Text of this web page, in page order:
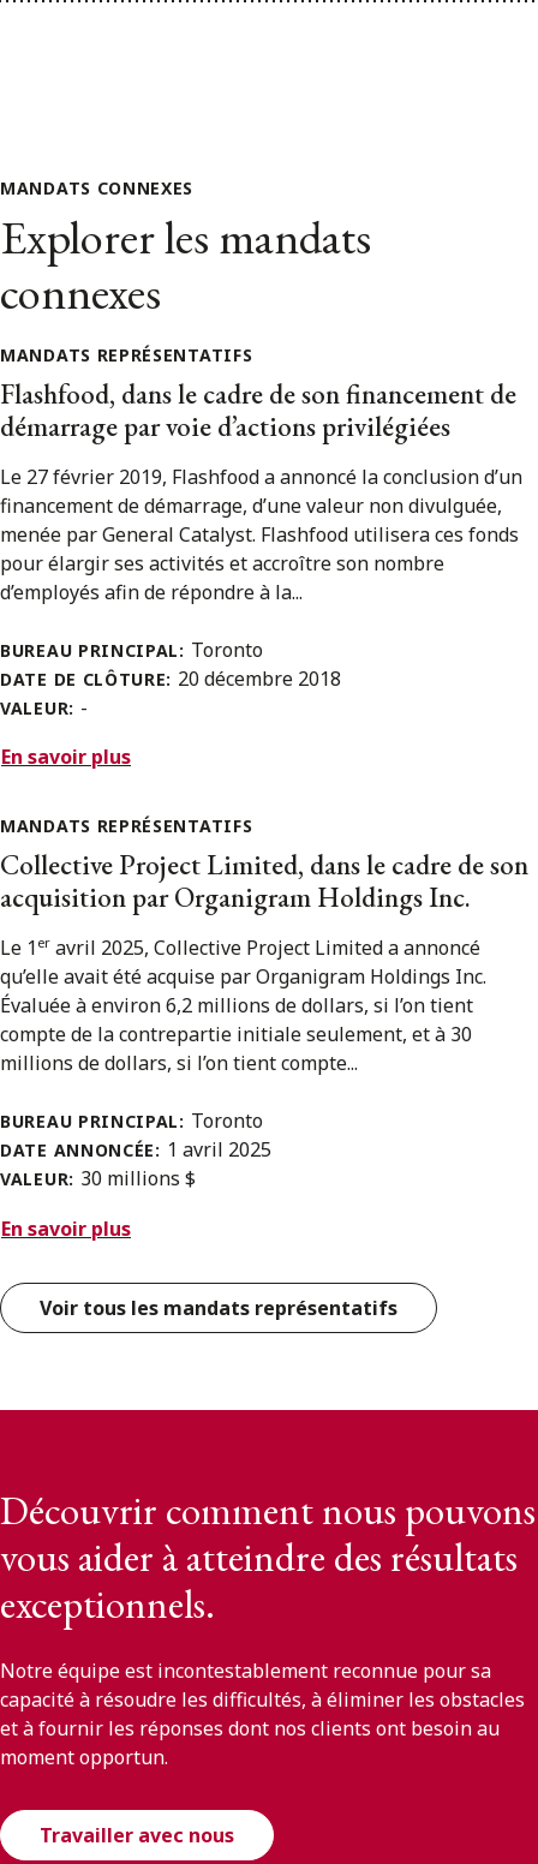
MANDATS CONNEXES
Explorer les mandats
connexes
MANDATS REPRÉSENTATIFS
Flashfood, dans le cadre de son financement de
démarrage par voie d’actions privilégiées
Le 27 février 2019, Flashfood a annoncé la conclusion d’un
financement de démarrage, d’une valeur non divulguée,
menée par General Catalyst. Flashfood utilisera ces fonds
pour élargir ses activités et accroître son nombre
d’employés afin de répondre à la...
BUREAU PRINCIPAL: Toronto
DATE DE CLÔTURE: 20 décembre 2018
VALEUR: -
En savoir plus
MANDATS REPRÉSENTATIFS
Collective Project Limited, dans le cadre de son
acquisition par Organigram Holdings Inc.
Le 1 er avril 2025, Collective Project Limited a annoncé
qu’elle avait été acquise par Organigram Holdings Inc.
Évaluée à environ 6,2 millions de dollars, si l’on tient
compte de la contrepartie initiale seulement, et à 30
millions de dollars, si l’on tient compte...
BUREAU PRINCIPAL: Toronto
DATE ANNONCÉE: 1 avril 2025
VALEUR: 30 millions $
En savoir plus
Voir tous les mandats représentatifs
Découvrir comment nous pouvons
vous aider à atteindre des résultats
exceptionnels.
Notre équipe est incontestablement reconnue pour sa
capacité à résoudre les difficultés, à éliminer les obstacles
et à fournir les réponses dont nos clients ont besoin au
moment opportun.
Travailler avec nous